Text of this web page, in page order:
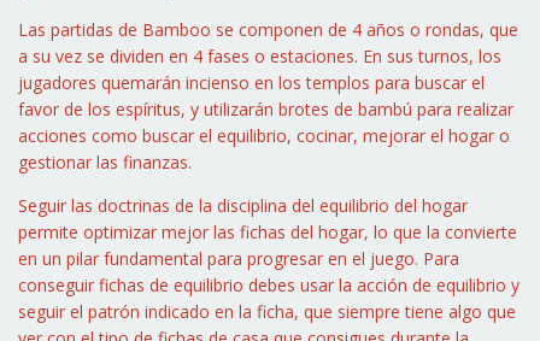
Las partidas de Bamboo se componen de 4 años o rondas, que
a su vez se dividen en 4 fases o estaciones. En sus turnos, los
jugadores quemarán incienso en los templos para buscar el
favor de los espíritus, y utilizarán brotes de bambú para realizar
acciones como buscar el equilibrio, cocinar, mejorar el hogar o
gestionar las finanzas.
Seguir las doctrinas de la disciplina del equilibrio del hogar
permite optimizar mejor las fichas del hogar, lo que la convierte
en un pilar fundamental para progresar en el juego. Para
conseguir fichas de equilibrio debes usar la acción de equilibrio y
seguir el patrón indicado en la ficha, que siempre tiene algo que